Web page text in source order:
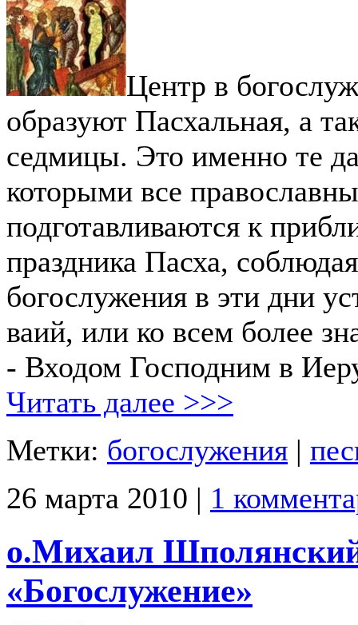
Центр в
образуют Пасхальная, а
седмицы. Это именно те
которыми все
подготавливаются к
праздника Пасха,
богослужения в эти дни
ваий, или ко всем более
- Входом Господним в
Читать далее >>>
Метки: богослужения |
26 марта 2010 | 1
о.Михаил
«Богослужение»